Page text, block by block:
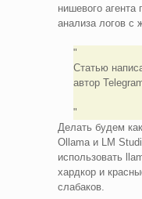
нишевого
анализа логов с
Статью
автор
Делать будем
Ollama и LM
использовать
хардкор и
слабаков.